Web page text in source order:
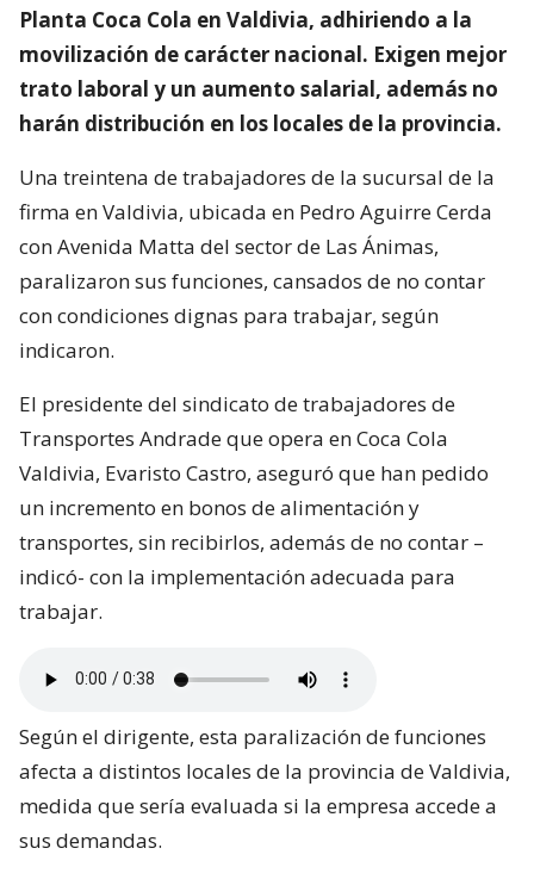
Planta Coca Cola en Valdivia, adhiriendo a la
movilización de carácter nacional. Exigen mejor
trato laboral y un aumento salarial, además no
harán distribución en los locales de la provincia.
Una treintena de trabajadores de la sucursal de la
firma en Valdivia, ubicada en Pedro Aguirre Cerda
con Avenida Matta del sector de Las Ánimas,
paralizaron sus funciones, cansados de no contar
con condiciones dignas para trabajar, según
indicaron.
El presidente del sindicato de trabajadores de
Transportes Andrade que opera en Coca Cola
Valdivia, Evaristo Castro, aseguró que han pedido
un incremento en bonos de alimentación y
transportes, sin recibirlos, además de no contar –
indicó- con la implementación adecuada para
trabajar.
Según el dirigente, esta paralización de funciones
afecta a distintos locales de la provincia de Valdivia,
medida que sería evaluada si la empresa accede a
sus demandas.